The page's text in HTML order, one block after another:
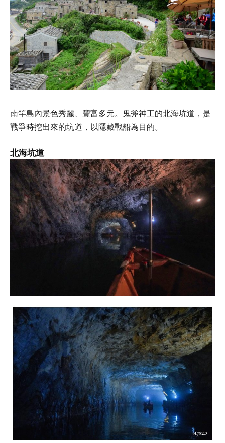
南竿島內景色秀麗、豐富多元。鬼斧神工的北海坑道，是
戰爭時挖出來的坑道，以隱藏戰船為目的。
北海坑道